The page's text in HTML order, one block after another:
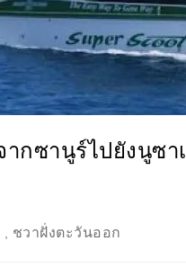
ากซานูร์ไปยังนูซ
ชวาฝั่งตะวันออก